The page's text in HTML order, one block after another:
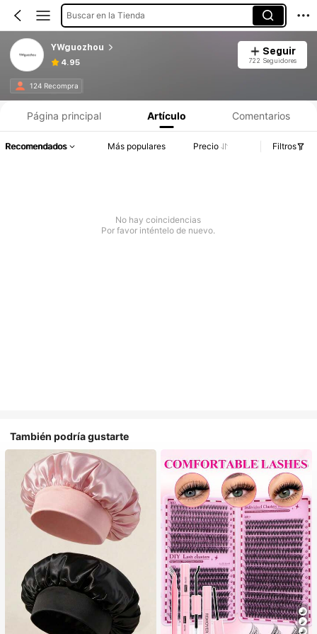
Buscar en la Tienda
YWguozhou
4.95
Seguir
722 Seguidores
124 Recompra
Página principal Artículo Comentarios
Recomendados Más populares Precio Filtros
No hay coincidencias
Por favor inténtelo de nuevo.
También podría gustarte